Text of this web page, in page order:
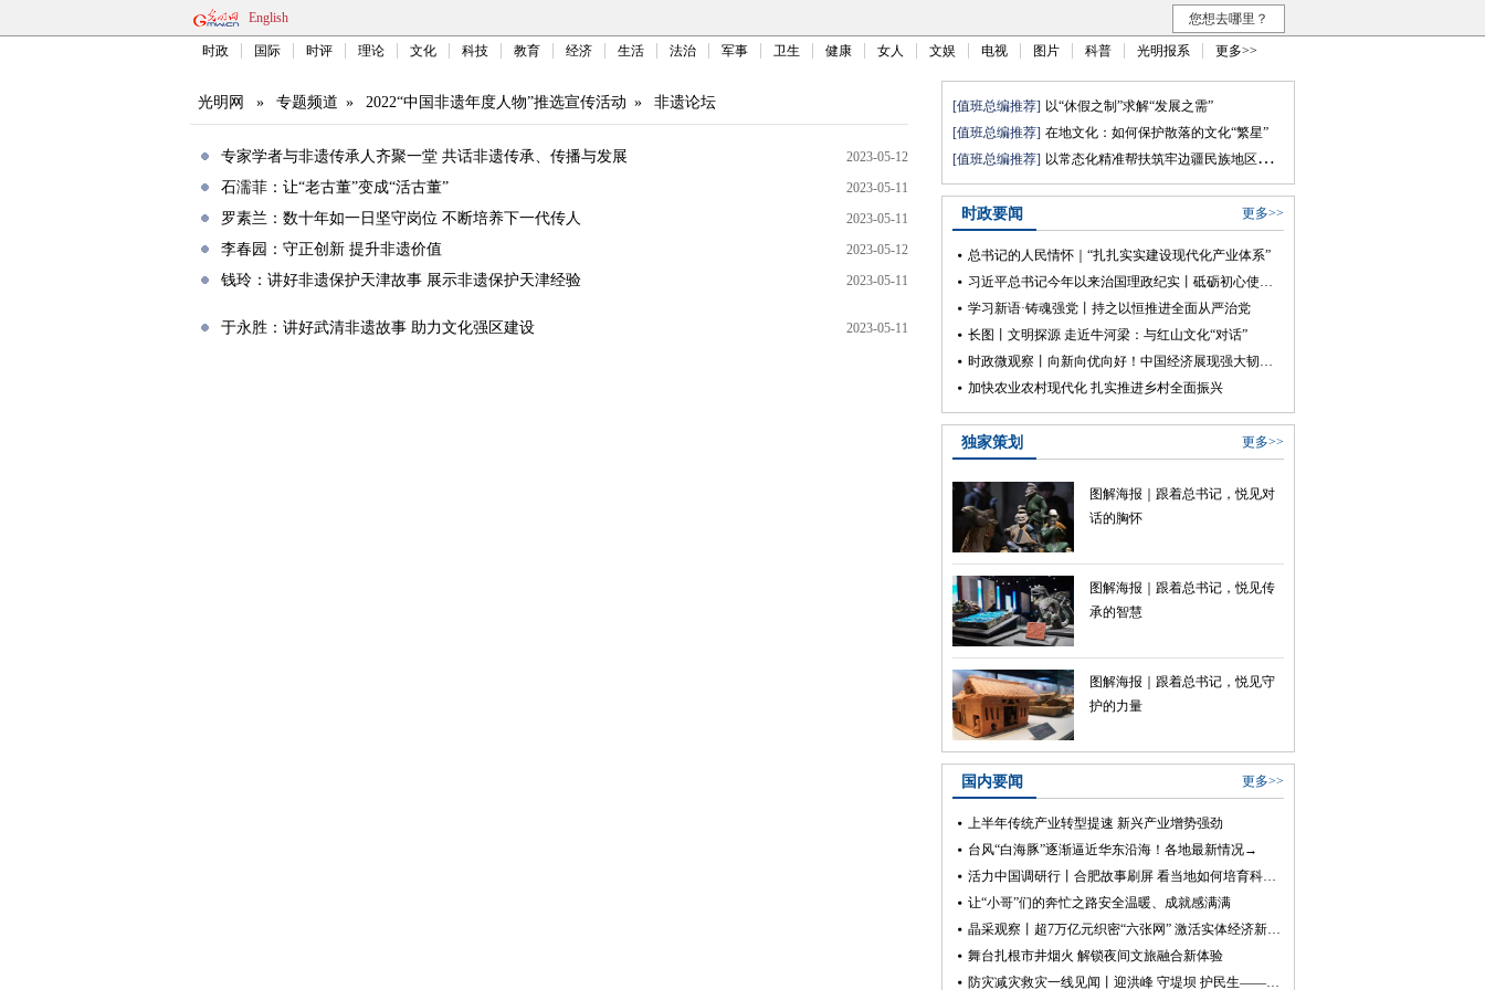
English 您想去哪里？
时政 国际 时评 理论 文化 科技 教育 经济 生活 法治 军事 卫生 健康 女人 文娱 电视 图片 科普 光明报系 更多>>
光明网 » 专题频道 » 2022“中国非遗年度人物”推选宣传活动 » 非遗论坛
专家学者与非遗传承人齐聚一堂 共话非遗传承、传播与发展 2023-05-12
石濡菲：让“老古董”变成“活古董” 2023-05-11
罗素兰：数十年如一日坚守岗位 不断培养下一代传人 2023-05-11
李春园：守正创新 提升非遗价值 2023-05-12
钱玲：讲好非遗保护天津故事 展示非遗保护天津经验 2023-05-11
于永胜：讲好武清非遗故事 助力文化强区建设 2023-05-11